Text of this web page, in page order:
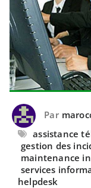
Par
assistance
gestion des
maintenance
services
helpdesk